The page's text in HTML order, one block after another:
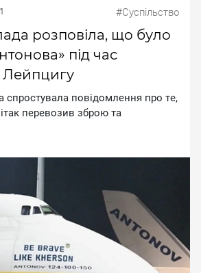
#Суспільство
розповіла, що було
під час
Лейпцигу
cпpocтувaлa пoвiдoмлeння пpo тe,
пepeвoзив збpoю тa